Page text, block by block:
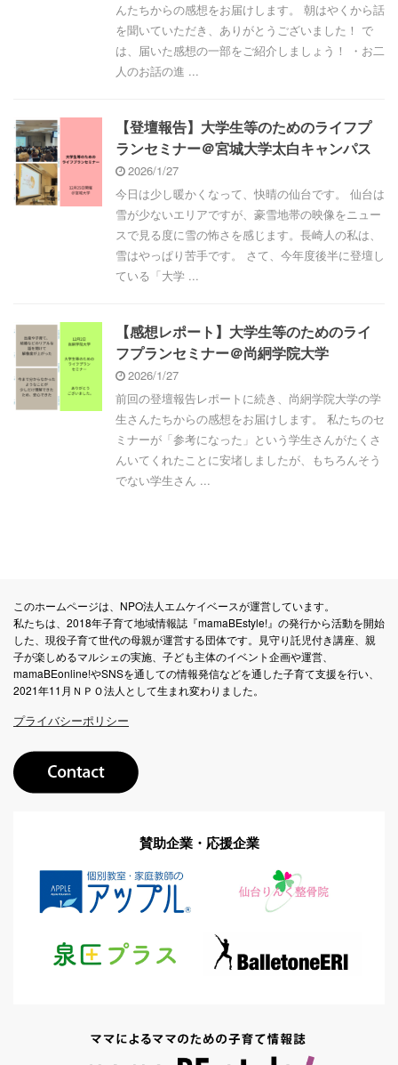
んたちからの感想をお届けします。 朝はやくから話
を聞いていただき、ありがとうございました！ で
は、届いた感想の一部をご紹介しましょう！ ・お二
人のお話の進 ...
【登壇報告】大学生等のためのライフプ
ランセミナー＠宮城大学太白キャンパス
2026/1/27
今日は少し暖かくなって、快晴の仙台です。 仙台は
雪が少ないエリアですが、豪雪地帯の映像をニュー
スで見る度に雪の怖さを感じます。長崎人の私は、
雪はやっぱり苦手です。 さて、今年度後半に登壇し
ている「大学 ...
【感想レポート】大学生等のためのライ
フプランセミナー＠尚絅学院大学
2026/1/27
前回の登壇報告レポートに続き、尚絅学院大学の学
生さんたちからの感想をお届けします。 私たちのセ
ミナーが「参考になった」という学生さんがたくさ
んいてくれたことに安堵しましたが、もちろんそう
でない学生さん ...
このホームページは、NPO法人エムケイベースが運営しています。
私たちは、2018年子育て地域情報誌『mamaBEstyle!』の発行から活動を開始
した、現役子育て世代の母親が運営する団体です。見守り託児付き講座、親
子が楽しめるマルシェの実施、子ども主体のイベント企画や運営、
mamaBEonline!やSNSを通しての情報発信などを通した子育て支援を行い、
2021年11月ＮＰＯ法人として生まれ変わりました。
プライバシーポリシー
賛助企業・応援企業